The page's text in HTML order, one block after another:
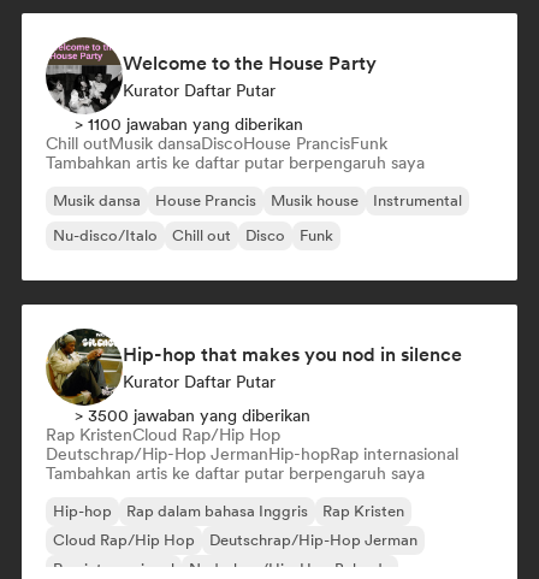
Welcome to the House Party
Kurator Daftar Putar
> 1100 jawaban yang diberikan
Chill outMusik dansaDiscoHouse PrancisFunk
Tambahkan artis ke daftar putar berpengaruh saya
Musik dansa House Prancis Musik house
Instrumental
Nu-disco/Italo
Chill out Disco Funk
Hip-hop that makes you nod in silence
Kurator Daftar Putar
> 3500 jawaban yang diberikan
Rap KristenCloud Rap/Hip Hop
Deutschrap/Hip-Hop JermanHip-hopRap internasional
Tambahkan artis ke daftar putar berpengaruh saya
Hip-hop Rap dalam bahasa Inggris
Rap Kristen
Cloud Rap/Hip Hop
Deutschrap/Hip-Hop Jerman
Rap internasional
Nederhop/Hip-Hop Belanda